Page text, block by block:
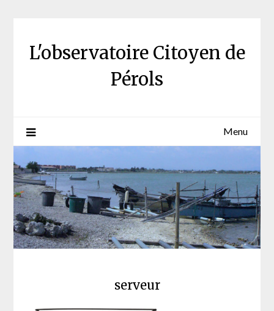
L'observatoire Citoyen de
Pérols
Menu
serveur